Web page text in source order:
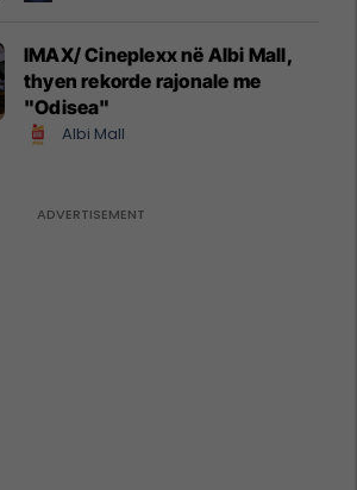
IMAX/ Cineplexx në Albi Mall,
thyen rekorde rajonale me
"Odisea"
Albi Mall